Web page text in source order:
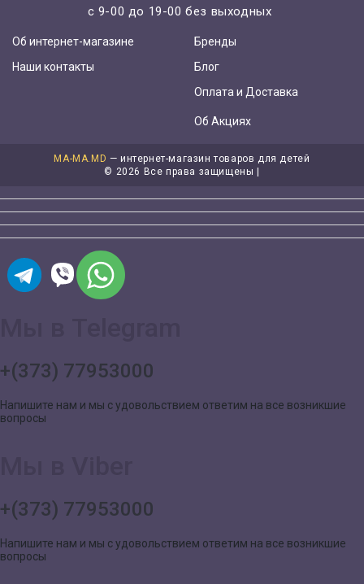
с 9-00 до 19-00 без выходных
Об интернет-магазине
Наши контакты
Бренды
Блог
Оплата и Доставка
Об Акциях
MA-MA.MD — интернет-магазин товаров для детей
© 2026 Все права защищены |
+(373) 77953000
Напишите нам и мы с удовольствием ответим на все возникшие
вопросы
+(373) 77953000
Напишите нам и мы с удовольствием ответим на все возникшие
вопросы